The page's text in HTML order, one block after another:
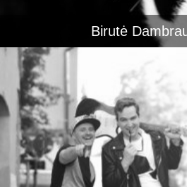
Birutė